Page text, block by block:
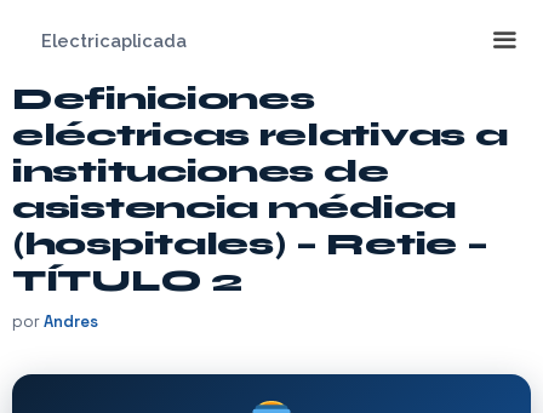
contenido
Electricaplicada
Definiciones
eléctricas relativas a
instituciones de
asistencia médica
(hospitales) – Retie –
TÍTULO 2
porAndres